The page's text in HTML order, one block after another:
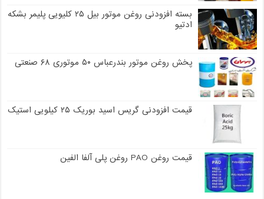
بسته افزودنی روغن موتور بیل ۲۵ کلیویی پلیمر بشکه
ادتیو
پخش روغن موتور بندرعباس ۵۰ موتوری ۶۸ صنعتی
قیمت افزودنی گریس اسید بوریک ۲۵ کیلویی استیک
قیمت روغن PAO روغن پلی آلفا الفین